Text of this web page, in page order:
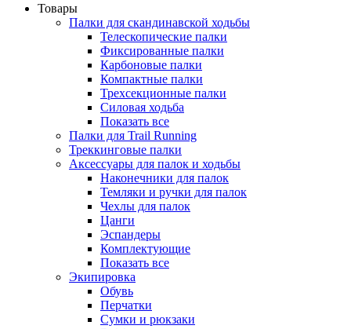
Товары
Палки для скандинавской ходьбы
Телескопические палки
Фиксированные палки
Карбоновые палки
Компактные палки
Трехсекционные палки
Силовая ходьба
Показать все
Палки для Trail Running
Треккинговые палки
Аксессуары для палок и ходьбы
Наконечники для палок
Темляки и ручки для палок
Чехлы для палок
Цанги
Эспандеры
Комплектующие
Показать все
Экипировка
Обувь
Перчатки
Сумки и рюкзаки